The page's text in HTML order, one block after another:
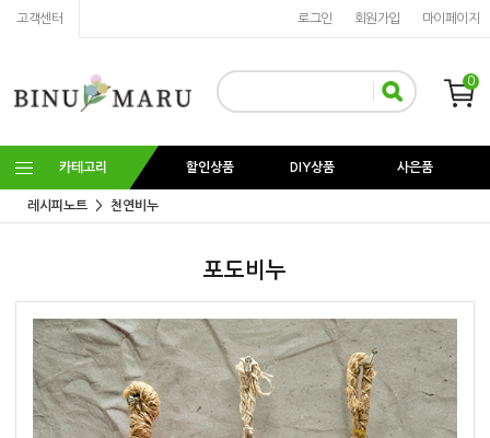
고객센터 마이페이지
회원가입
로그인
0
카테고리 할인상품 DIY상품 사은품
레시피노트 천연비누
포도비누